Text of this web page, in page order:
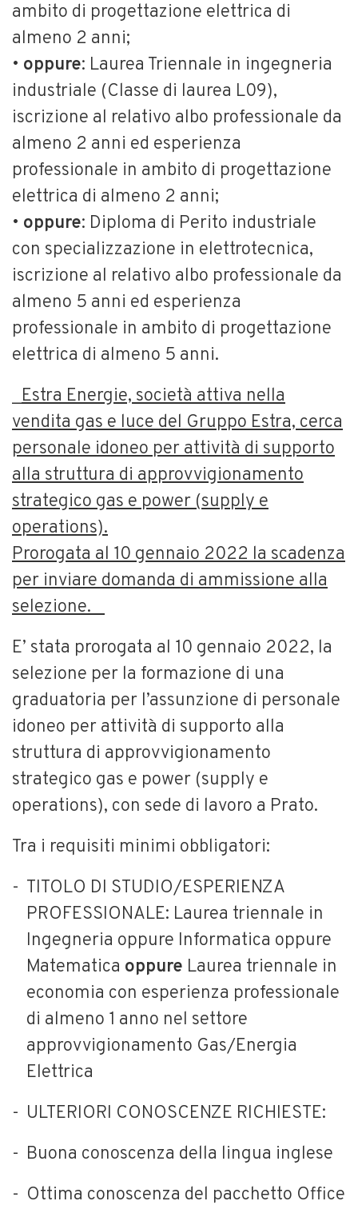
ambito di progettazione elettrica di
almeno 2 anni;
• oppure: Laurea Triennale in ingegneria
industriale (Classe di laurea L09),
iscrizione al relativo albo professionale da
almeno 2 anni ed esperienza
professionale in ambito di progettazione
elettrica di almeno 2 anni;
• oppure: Diploma di Perito industriale
con specializzazione in elettrotecnica,
iscrizione al relativo albo professionale da
almeno 5 anni ed esperienza
professionale in ambito di progettazione
elettrica di almeno 5 anni.
_Estra Energie, società attiva nella
vendita gas e luce del Gruppo Estra, cerca
personale idoneo per attività di supporto
alla struttura di approvvigionamento
strategico gas e power (supply e
operations).
Prorogata al 10 gennaio 2022 la scadenza
per inviare domanda di ammissione alla
selezione. _
E’ stata prorogata al 10 gennaio 2022, la
selezione per la formazione di una
graduatoria per l’assunzione di personale
idoneo per attività di supporto alla
struttura di approvvigionamento
strategico gas e power (supply e
operations), con sede di lavoro a Prato.
Tra i requisiti minimi obbligatori:
TITOLO DI STUDIO/ESPERIENZA
PROFESSIONALE: Laurea triennale in
Ingegneria oppure Informatica oppure
Matematica oppure Laurea triennale in
economia con esperienza professionale
di almeno 1 anno nel settore
approvvigionamento Gas/Energia
Elettrica
ULTERIORI CONOSCENZE RICHIESTE:
Buona conoscenza della lingua inglese
Ottima conoscenza del pacchetto Office